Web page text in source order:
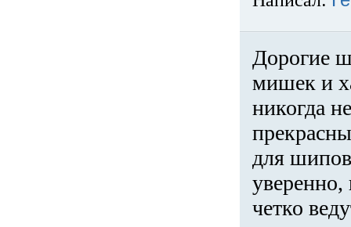
Дорогие
мишек и
никогда
для
четко